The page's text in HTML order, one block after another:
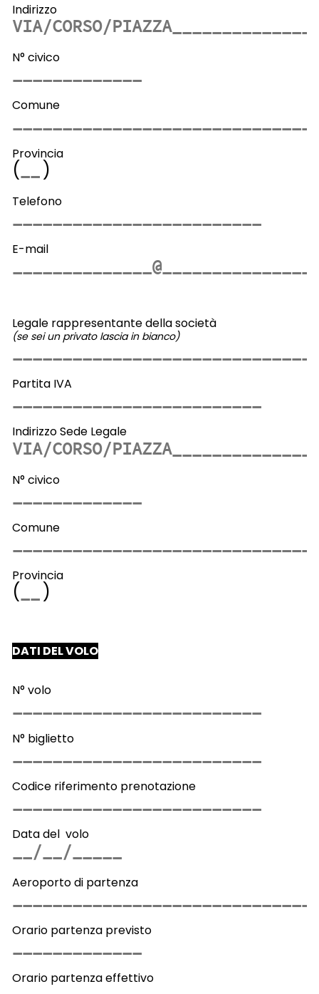
Indirizzo
N° civico
Comune
Provincia
( )
Telefono
E-mail
Legale rappresentante della società
(se sei un privato lascia in bianco)
Partita IVA
Indirizzo Sede Legale
N° civico
Comune
Provincia
( )
DATI DEL VOLO
N° volo
N° biglietto
Codice riferimento prenotazione
Data del volo
Aeroporto di partenza
Orario partenza previsto
Orario partenza effettivo